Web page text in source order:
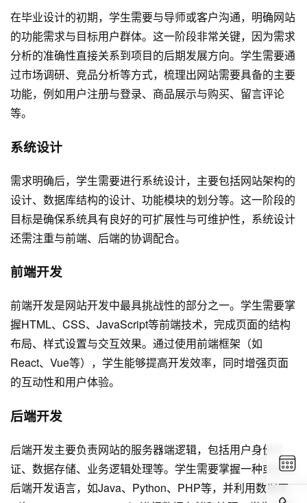
在毕业设计的初期，学生需要与导师或客户沟通，明确网站
的功能需求与目标用户群体。这一阶段非常关键，因为需求
分析的准确性直接关系到项目的后期发展方向。学生需要通
过市场调研、竞品分析等方式，梳理出网站需要具备的主要
功能，例如用户注册与登录、商品展示与购买、留言评论
等。
系统设计
需求明确后，学生需要进行系统设计，主要包括网站架构的
设计、数据库结构的设计、功能模块的划分等。这一阶段的
目标是确保系统具有良好的可扩展性与可维护性，系统设计
还需注重与前端、后端的协调配合。
前端开发
前端开发是网站开发中最具挑战性的部分之一。学生需要掌
握HTML、CSS、JavaScript等前端技术，完成页面的结构
布局、样式设置与交互效果。通过使用前端框架（如
React、Vue等），学生能够提高开发效率，同时增强页面
的互动性和用户体验。
后端开发
后端开发主要负责网站的服务器端逻辑，包括用户身份认
证、数据存储、业务逻辑处理等。学生需要掌握一种或多种
后端开发语言，如Java、Python、PHP等，并利用数据库